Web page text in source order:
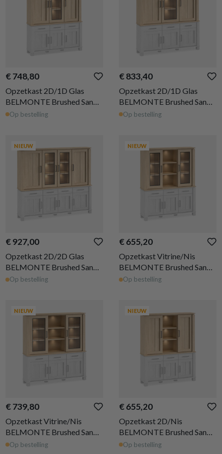
€ 748,80
Opzetkast 2D/1D Glas
BELMONTE Brushed Sand
Oak B162
Op bestelling
€ 833,40
Opzetkast 2D/1D Glas
BELMONTE Brushed Sand
Oak B199
Op bestelling
NIEUW
€ 927,00
Opzetkast 2D/2D Glas
BELMONTE Brushed Sand
Oak B233
Op bestelling
NIEUW
€ 655,20
Opzetkast Vitrine/Nis
BELMONTE Brushed Sand
Oak B162
Op bestelling
NIEUW
€ 739,80
Opzetkast Vitrine/Nis
BELMONTE Brushed Sand
Oak B199
Op bestelling
NIEUW
€ 655,20
Opzetkast 2D/Nis
BELMONTE Brushed Sand
Oak B162
Op bestelling